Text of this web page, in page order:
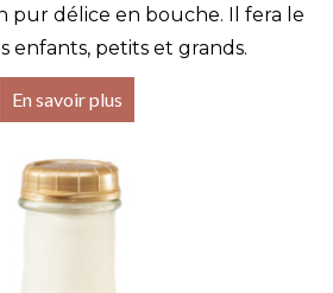
pur délice en bouche. Il fera le
enfants, petits et grands.
En savoir plus